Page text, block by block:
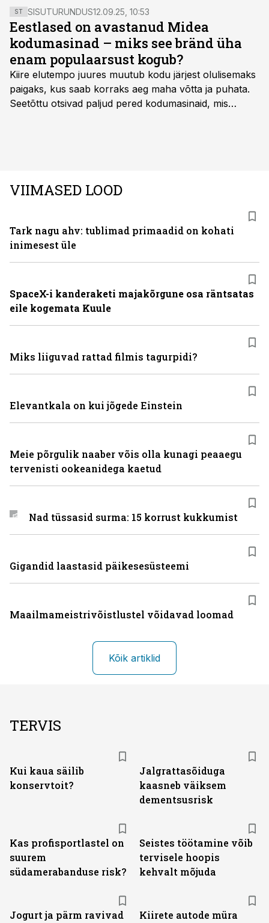
leidnud tõendeid taevakeha olemasolust. Maast
vähemalt kümme korda massiivsem planeet paistab
mõjutavat kaugete kääbusplaneetide liikumist. Kui
saladuslik hiiglane eksisteerib, siis võime oma Päikese­
süsteemi planeetide arvuks taas kirjutada 9.
ST SISUTURUNDUS12.09.25, 10:53
Eestlased on avastanud Midea
kodumasinad – miks see bränd üha
enam populaarsust kogub?
Kiire elutempo juures muutub kodu järjest olulisemaks
paigaks, kus saab korraks aeg maha võtta ja puhata.
Seetõttu otsivad paljud pered kodumasinaid, mis
VIIMASED LOOD
Tark nagu ahv: tublimad primaadid on kohati
inimesest üle
SpaceX-i kanderaketi majakõrgune osa räntsatas
eile kogemata Kuule
Miks liiguvad rattad filmis tagurpidi?
Elevantkala on kui jõgede Einstein
Meie põrgulik naaber võis olla kunagi peaaegu
tervenisti ookeanidega kaetud
Nad tüssasid surma: 15 korrust kukkumist
Gigandid laastasid päikesesüsteemi
Maailmameistrivõistlustel võidavad loomad
Kõik artiklid
TERVIS
Kui kaua säilib
konservtoit?
Jalgrattasõiduga
kaasneb väiksem
dementsusrisk
Kas profisportlastel on
suurem
südamerabanduse risk?
Seistes töötamine võib
tervisele hoopis
kehvalt mõjuda
Jogurt ja pärm ravivad Kiirete autode müra